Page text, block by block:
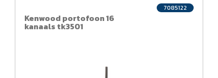
Kenwood portofoon 16
kanaals tk3501
7085122